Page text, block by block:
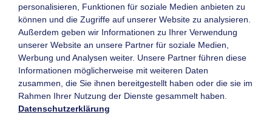
Weiterlesen
20.04.2021
Jungheinrich Aktiengesellschaft
Automatisierter Palettentransport
Die BLG Logistics Group investiert am
Standort Bremen in ein Fahrerloses
personalisieren, Funktionen für soziale Medien anbieten zu
können und die Zugriffe auf unserer Website zu analysieren.
Außerdem geben wir Informationen zu Ihrer Verwendung
unserer Website an unsere Partner für soziale Medien,
Werbung und Analysen weiter. Unsere Partner führen diese
Informationen möglicherweise mit weiteren Daten
zusammen, die Sie ihnen bereitgestellt haben oder die sie im
Rahmen Ihrer Nutzung der Dienste gesammelt haben.
Datenschutzerklärung